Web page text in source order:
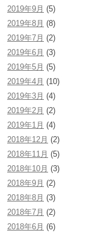
2019年9月 (5)
2019年8月 (8)
2019年7月 (2)
2019年6月 (3)
2019年5月 (5)
2019年4月 (10)
2019年3月 (4)
2019年2月 (2)
2019年1月 (4)
2018年12月 (2)
2018年11月 (5)
2018年10月 (3)
2018年9月 (2)
2018年8月 (3)
2018年7月 (2)
2018年6月 (6)